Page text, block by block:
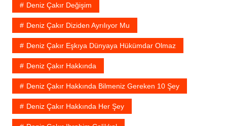
Deniz Çakır Değişim
Deniz Çakır Diziden Ayrılıyor Mu
Deniz Çakır Eşkıya Dünyaya Hükümdar Olmaz
Deniz Çakır Hakkında
Deniz Çakır Hakkında Bilmeniz Gereken 10 Şey
Deniz Çakır Hakkında Her Şey